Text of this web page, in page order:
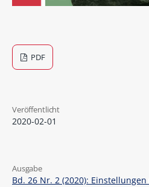
PDF
Veröffentlicht
2020-02-01
Ausgabe
Bd. 26 Nr. 2 (2020):